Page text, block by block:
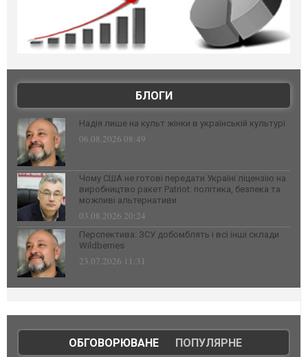
БЛОГИ
Надія лише на культ жінки в українській культурі
06.08.2026 08:49
Чому США не готові передати Україні ліцензію на
виробництво ракет Patriot: політика, безпека та
можливі альтернативи
03.08.2026 20:24
Перспектива: ЗСУ добомблять і всі інші склади
Wildberries
23.07.2026 11:31
ОБГОВОРЮВАНЕ| ПОПУЛЯРНЕ